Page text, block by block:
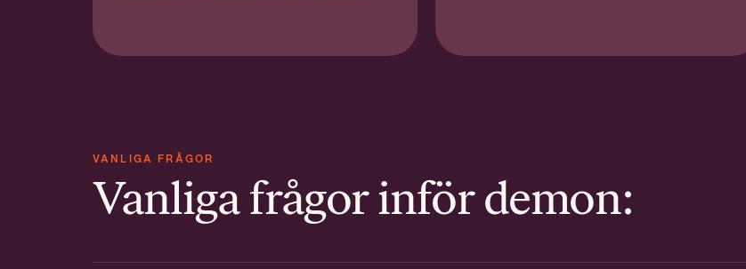
VANLIGA FRÅGOR
Vanliga frågor inför demon: